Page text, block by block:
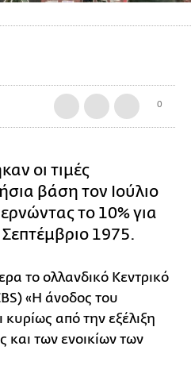
0
οι τιμές
βάση τον Ιούλιο
το 10% για
1975.
το ολλανδικό Κεντρικό
«Η άνοδος του
από την εξέλιξη
και των ενοικίων των